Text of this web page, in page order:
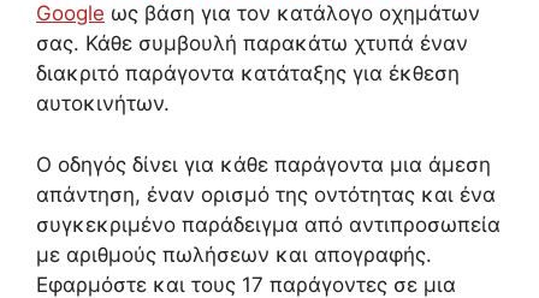
Google ως βάση για τον κατάλογο οχημάτων
σας. Κάθε συμβουλή παρακάτω χτυπά έναν
διακριτό παράγοντα κατάταξης για έκθεση
αυτοκινήτων.
Ο οδηγός δίνει για κάθε παράγοντα μια άμεση
απάντηση, έναν ορισμό της οντότητας και ένα
συγκεκριμένο παράδειγμα από αντιπροσωπεία
με αριθμούς πωλήσεων και απογραφής.
Εφαρμόστε και τους 17 παράγοντες σε μια